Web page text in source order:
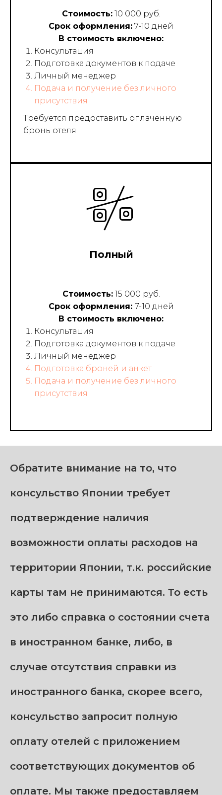
Стоимость:10 000 руб.
Срок оформления: 7-10 дней
В стоимость включено:
Консультация
Подготовка документов к подаче
Личный менеджер
Подача и получение без личного
присутствия
Требуется предоставить оплаченную
бронь отеля
Полный
Стоимость:15 000 руб.
Срок оформления: 7-10 дней
В стоимость включено:
Консультация
Подготовка документов к подаче
Личный менеджер
Подготовка броней и анкет
Подача и получение без личного
присутствия
Обратите внимание на то, что
консульство Японии требует
подтверждение наличия
возможности оплаты расходов на
территории Японии, т.к. российские
карты там не принимаются. То есть
это либо справка о состоянии счета
в иностранном банке, либо, в
случае отсутствия справки из
иностранного банка, скорее всего,
консульство запросит полную
оплату отелей с приложением
соответствующих документов об
оплате. Мы также предоставляем